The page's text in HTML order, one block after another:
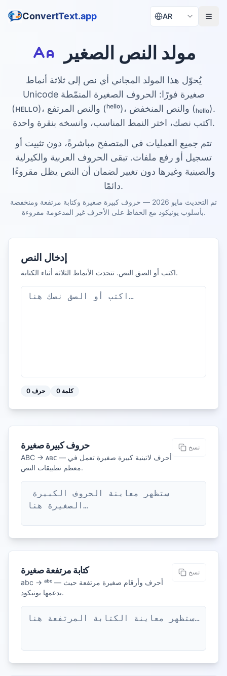
ConvertText.app AR
مولد النص الصغير
يُحوّل هذا المولد المجاني أي نص إلى ثلاثة أنماط
Unicode صغيرة فورًا: الحروف الصغيرة المنمّطة
(ʜᴇʟʟᴏ)، والنص المرتفع (ʰᵉˡˡᵒ)، والنص المنخفض (ₕₑₗₗₒ).
اكتب نصك، اختر النمط المناسب، وانسخه بنقرة واحدة.
تتم جميع العمليات في المتصفح مباشرةً، دون تثبيت أو
تسجيل أو رفع ملفات. تبقى الحروف العربية والكيرلية
والصينية وغيرها دون تغيير لضمان أن النص يظل مقروءًا
دائمًا.
تم التحديث مايو 2026 — حروف كبيرة صغيرة وكتابة مرتفعة ومنخفضة
بأسلوب يونيكود مع الحفاظ على الأحرف غير المدعومة مقروءة.
إدخال النص
اكتب أو الصق النص. تتحدث الأنماط الثلاثة أثناء الكتابة.
0 حرف 0 كلمة
حروف كبيرة صغيرة
ABC → ᴀʙᴄ — أحرف لاتينية كبيرة صغيرة تعمل في
معظم تطبيقات النص.
نسخ
الصغيرة هنا…
كتابة مرتفعة صغيرة
abc → ᵃᵇᶜ — أحرف وأرقام صغيرة مرتفعة حيث
يدعمها يونيكود.
نسخ
ستظهر معاينة الكتابة المرتفعة هنا…